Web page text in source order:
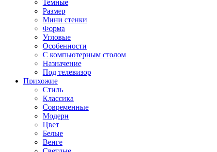
Темные
Размер
Мини стенки
Форма
Угловые
Особенности
С компьютерным столом
Назначение
Под телевизор
Прихожие
Стиль
Классика
Современные
Модерн
Цвет
Белые
Венге